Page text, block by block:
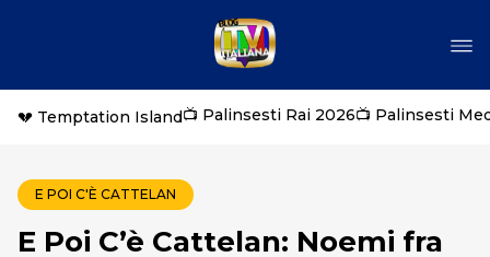
💔 Temptation Island📺 Palinsesti Rai 2026📺 Palinsesti
E POI C'È CATTELAN
E Poi C’è Cattelan: Noemi fra